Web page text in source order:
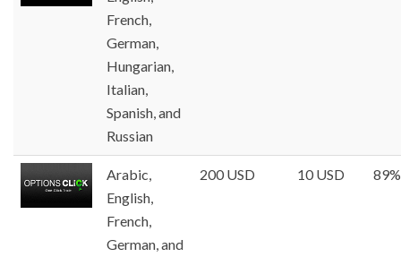
French,
German,
Hungarian,
Italian,
Spanish, and
Russian
Arabic,
English,
French,
German, and
200 USD 10 USD 89%